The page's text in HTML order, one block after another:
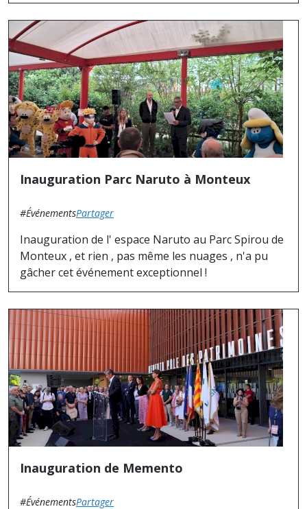
Inauguration Parc Naruto à Monteux
#ÉvénementsPartager
Inauguration de l' espace Naruto au Parc Spirou de
Monteux , et rien , pas même les nuages , n'a pu
gâcher cet événement exceptionnel !
Inauguration de Memento
#ÉvénementsPartager